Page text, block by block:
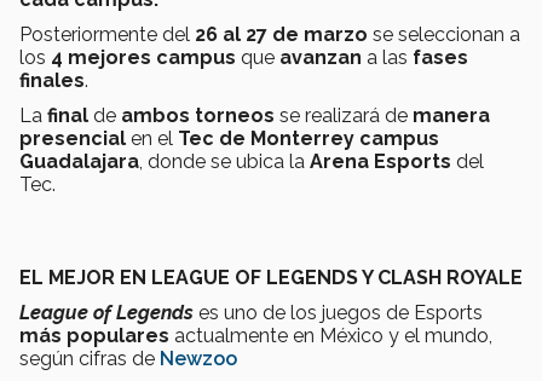
Posteriormente del 26 al 27 de marzo se seleccionan a
los 4 mejores campus que avanzan a las fases
finales.
La final de ambos torneos se realizará de manera
presencial en el Tec de Monterrey campus
Guadalajara, donde se ubica la Arena Esports del
Tec.
EL MEJOR EN LEAGUE OF LEGENDS Y CLASH ROYALE
League of Legends es uno de los juegos de Esports
más populares actualmente en México y el mundo,
según cifras de Newzoo